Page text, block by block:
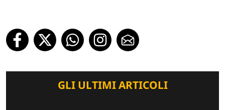
GLI ULTIMI ARTICOLI